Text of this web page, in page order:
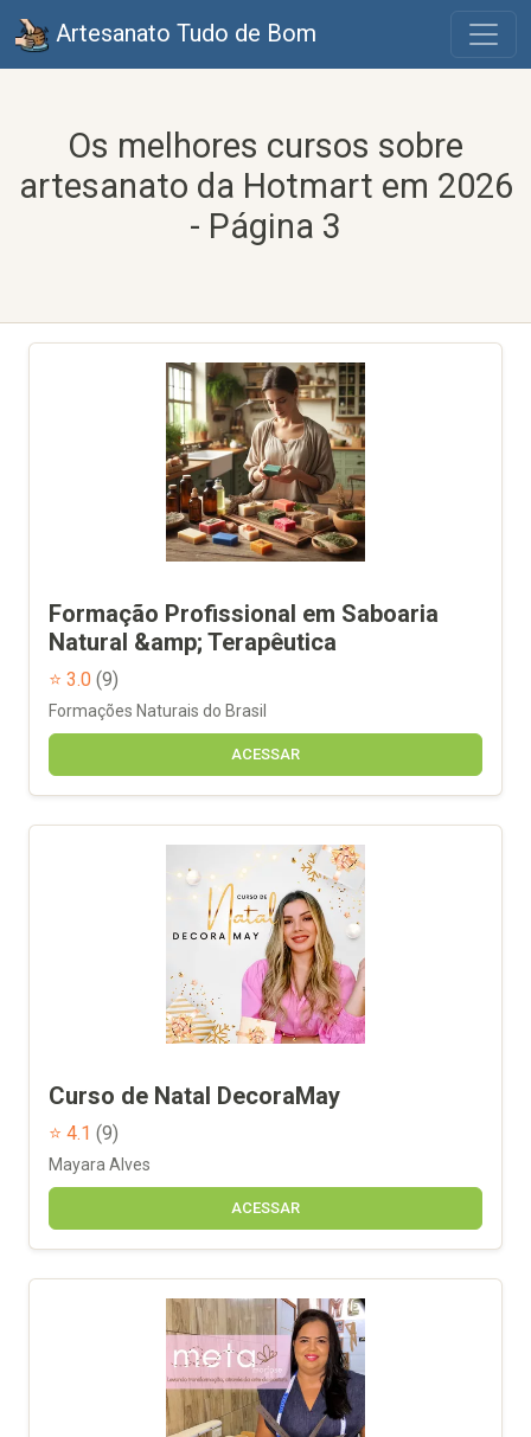
Artesanato Tudo de Bom
Os melhores cursos sobre
artesanato da Hotmart em 2026
- Página 3
Formação Profissional em Saboaria
Natural &amp; Terapêutica
⭐ 3.0 (9)
Formações Naturais do Brasil
ACESSAR
Curso de Natal DecoraMay
⭐ 4.1 (9)
Mayara Alves
ACESSAR